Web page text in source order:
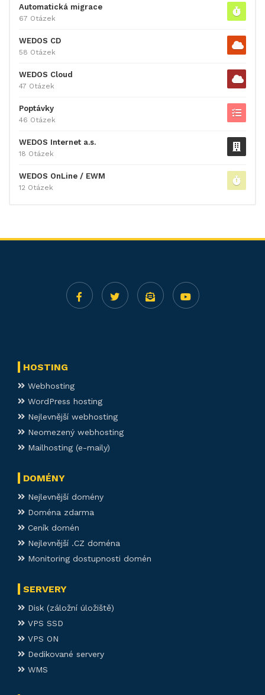
Automatická migrace
67 Otázek
WEDOS CD
58 Otázek
WEDOS Cloud
47 Otázek
Poptávky
46 Otázek
WEDOS Internet a.s.
18 Otázek
WEDOS OnLine / EWM
12 Otázek
HOSTING
Webhosting
WordPress hosting
Nejlevnější webhosting
Neomezený webhosting
Mailhosting (e-maily)
DOMÉNY
Nejlevnější domény
Doména zdarma
Ceník domén
Nejlevnější .CZ doména
Monitoring dostupnosti domén
SERVERY
Disk (záložní úložiště)
VPS SSD
VPS ON
Dedikované servery
WMS